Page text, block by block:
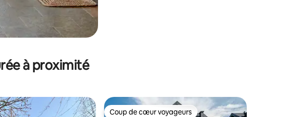
à proximité
Coup de cœur voyageurs